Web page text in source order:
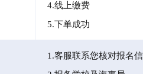
4.线上缴费
5.下单成功
1.客服联系您核对报名